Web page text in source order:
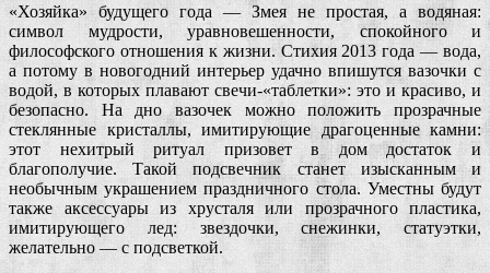
«Хозяйка» будущего года — Змея не простая, а водяная:
символ мудрости, уравновешенности, спокойного и
философского отношения к жизни. Стихия 2013 года — вода,
а потому в новогодний интерьер удачно впишутся вазочки с
водой, в которых плавают свечи-«таблетки»: это и красиво, и
безопасно. На дно вазочек можно положить прозрачные
стеклянные кристаллы, имитирующие драгоценные камни:
этот нехитрый ритуал призовет в дом достаток и
благополучие. Такой подсвечник станет изысканным и
необычным украшением праздничного стола. Уместны будут
также аксессуары из хрусталя или прозрачного пластика,
имитирующего лед: звездочки, снежинки, статуэтки,
желательно — с подсветкой.